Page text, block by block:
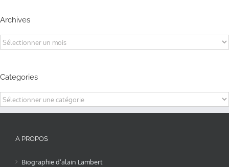
Archives
Archives
Categories
Categories
A PROPOS
Biographie d’alain Lambert